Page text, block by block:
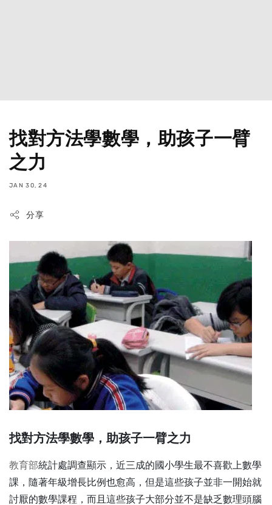
找對方法學數學，助孩子一臂
之力
JAN 30, 24
分享
找對方法學數學，助孩子一臂之力
教育部統計處調查顯示，近三成的國小學生最不喜歡上數學
課，隨著年級增長比例也愈高，但是這些孩子並非一開始就
討厭的數學課程，而且這些孩子大部分並不是缺乏數理頭腦